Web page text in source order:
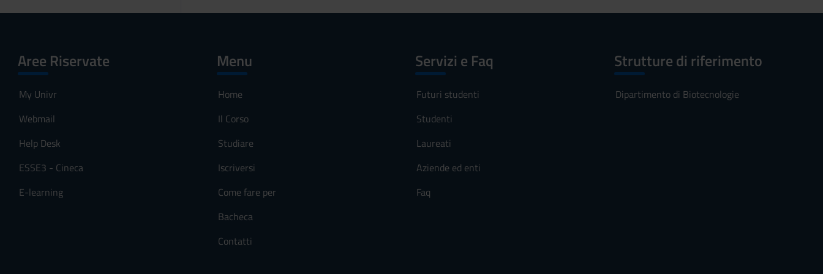
Aree Riservate
My Univr
Webmail
Help Desk
ESSE3 - Cineca
E-learning
Menu
Home
Il Corso
Studiare
Iscriversi
Come fare per
Bacheca
Contatti
Servizi e Faq
Futuri studenti
Studenti
Laureati
Aziende ed enti
Faq
Strutture di riferimento
Dipartimento di Biotecnologie